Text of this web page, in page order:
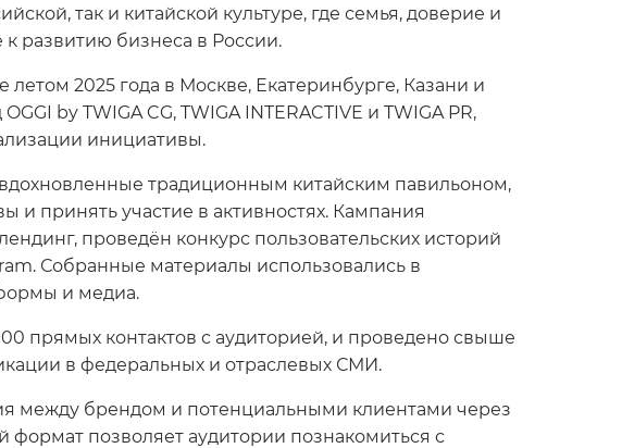
так и китайской культуре, где семья, доверие и
развитию бизнеса в России.
2025 года в Москве, Екатеринбурге, Казани и
by TWIGA CG, TWIGA INTERACTIVE и TWIGA PR,
инициативы.
традиционным китайским павильоном,
и принять участие в активностях. Кампания
проведён конкурс пользовательских историй
Собранные материалы использовались в
и медиа.
прямых контактов с аудиторией, и проведено свыше
в федеральных и отраслевых СМИ.
между брендом и потенциальными клиентами через
позволяет аудитории познакомиться с